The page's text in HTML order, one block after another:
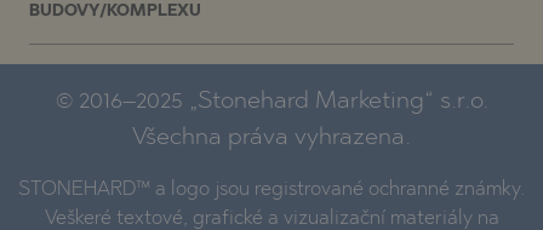
BUDOVY/KOMPLEXU
© 2016–2025 „Stonehard Marketing“ s.r.o.
Všechna práva vyhrazena.
STONEHARD™ a logo jsou registrované ochranné známky.
Veškeré textové, grafické a vizualizační materiály na